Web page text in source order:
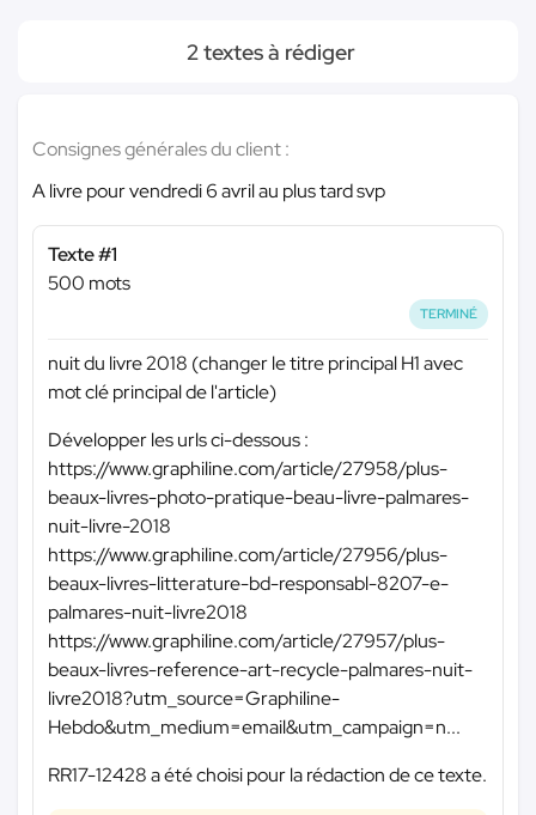
2 textes à rédiger
Consignes générales du client :
A livre pour vendredi 6 avril au plus tard svp
Texte #1
500 mots
TERMINÉ
nuit du livre 2018 (changer le titre principal H1 avec
mot clé principal de l'article)
Développer les urls ci-dessous :
https://www.graphiline.com/article/27958/plus-
beaux-livres-photo-pratique-beau-livre-palmares-
nuit-livre-2018
https://www.graphiline.com/article/27956/plus-
beaux-livres-litterature-bd-responsabl-8207-e-
palmares-nuit-livre2018
https://www.graphiline.com/article/27957/plus-
beaux-livres-reference-art-recycle-palmares-nuit-
livre2018?utm_source=Graphiline-
Hebdo&utm_medium=email&utm_campaign=n...
RR17-12428 a été choisi pour la rédaction de ce texte.